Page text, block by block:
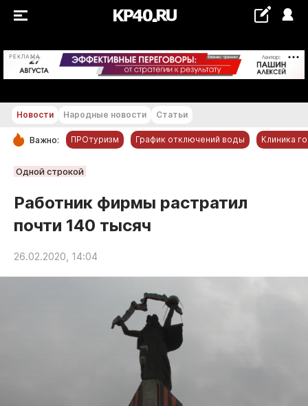
РЕКЛАМА +28 °С
РУБРИКИ
Новости компаний
Статьи
Народные новости
Авто и транспорт
Благоустройство
Недвижимость и ЖКХ
Новости Народные новости Статьи
Важно: ПРОтуризм График отключений воды Клиника
Одной строкой
Работник фирмы растратил
почти 140 тысяч
26.02.2020, 14:04